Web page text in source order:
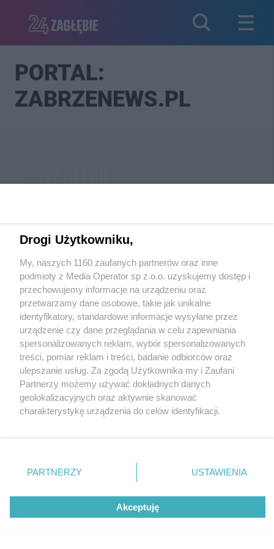
PORTAL:
ZABRZENEWS.PL
Nie zapomnij
zapoznać się z:
polityką prywatności
Twojemiasto
Piekary Śląskie
Chorzów
Tarnowskie Góry
Ruda Śląska
Świętochłowice
Tychy
Bytom
Katowice
Gliwice
Skontaktuj sięz nami
Redakcja
Newsletter
Reklama
Drogi Użytkowniku,
My, naszych 1160 zaufanych partnerów oraz inne
podmioty z Media Operator sp z.o.o. uzyskujemy dostęp i
przechowujemy informacje na urządzeniu oraz
przetwarzamy dane osobowe, takie jak unikalne
identyfikatory, standardowe informacje wysyłane przez
urządzenie czy dane przeglądania w celu zapewniania
spersonalizowanych reklam, wybór spersonalizowanych
treści, pomiar reklam i treści, badanie odbiorców oraz
ulepszanie usług. Za zgodą Użytkownika my i Zaufani
Partnerzy możemy używać dokładnych danych
geolokalizacyjnych oraz aktywnie skanować
charakterystykę urządzenia do celów identyfikacji.
zmienić/wycofać klikając przycisk ustawień prywatności
znajdujący się w lewym dolnym rogu strony
rodzaje przetwarzania danych nie wymagają zgody
użytkownika, ale masz prawo sprzeciwić się takiemu
przetwarzaniu. Preferencje będą miały zastosowania tylko
PARTNERZY USTAWIENIA
Akceptuję